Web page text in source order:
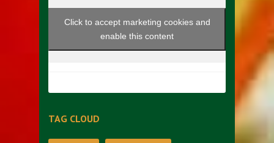
Click to accept marketing cookies and
enable this content
TAG CLOUD